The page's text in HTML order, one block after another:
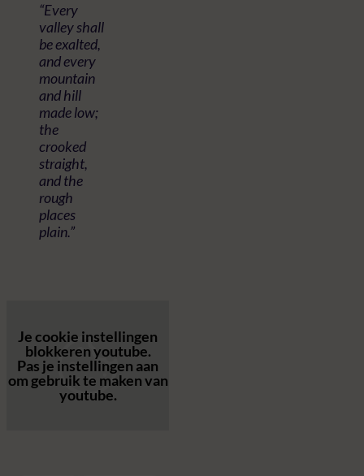
“Every
valley shall
be exalted,
and every
mountain
and hill
made low;
the
crooked
straight,
and the
rough
places
plain.”
Je cookie instellingen
blokkeren youtube.
Pas je instellingen aan
om gebruik te maken van
youtube.